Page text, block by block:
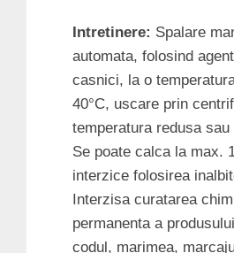
Intretinere: Spalare
automata, folosind
casnici, la o
40°C, uscare prin
temperatura redusa sau
Se poate calca la max.
interzice folosirea
Interzisa curatarea
permanenta a
codul, marimea,